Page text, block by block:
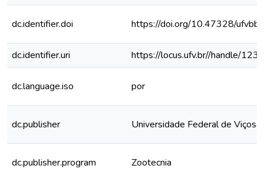
dc.identifier.doi https://doi.org/10.47328/
dc.identifier.uri https://locus.ufv.br//handle/
dc.language.iso por
dc.publisher Universidade Federal de Viçosa
dc.publisher.program Zootecnia